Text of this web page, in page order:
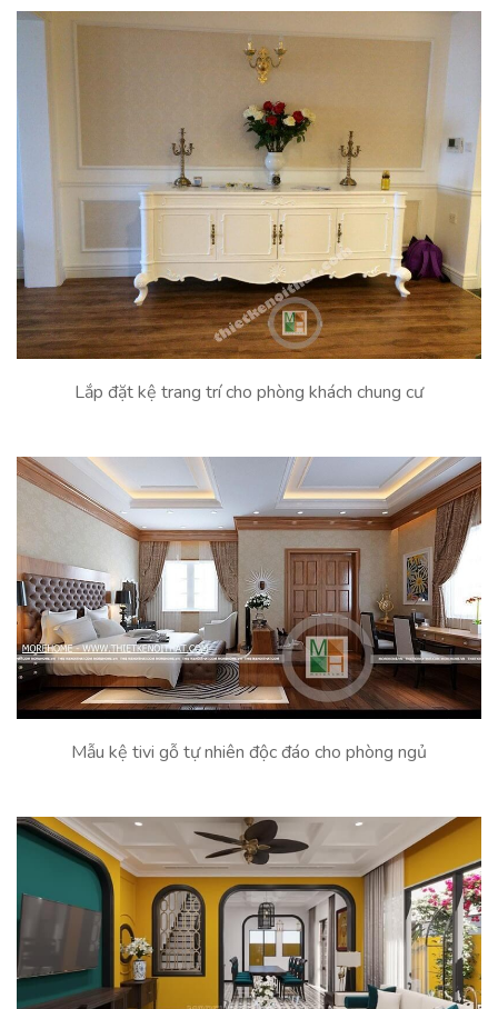
Lắp đặt kệ trang trí cho phòng khách chung cư
Mẫu kệ tivi gỗ tự nhiên độc đáo cho phòng ngủ